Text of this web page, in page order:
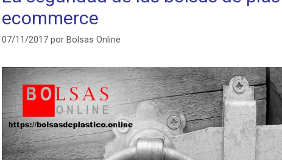
ecommerce
07/11/2017 por Bolsas Online